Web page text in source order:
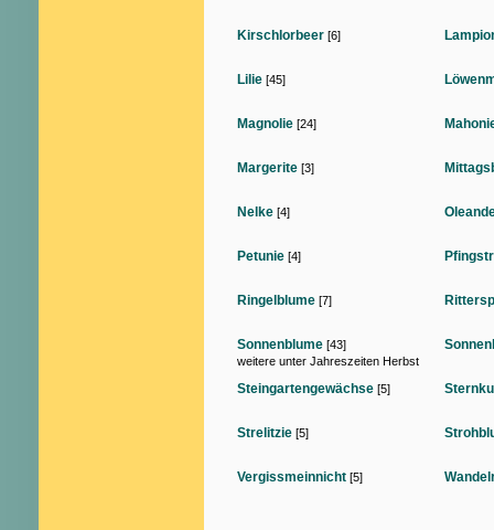
Kirschlorbeer [6]
Lilie [45]
Magnolie [24]
Margerite [3]
Nelke [4]
Petunie [4]
Ringelblume [7]
Sonnenblume [43]
weitere unter Jahreszeiten Herbst
Steingartengewächse [5]
Strelitzie [5]
Vergissmeinnicht [5]